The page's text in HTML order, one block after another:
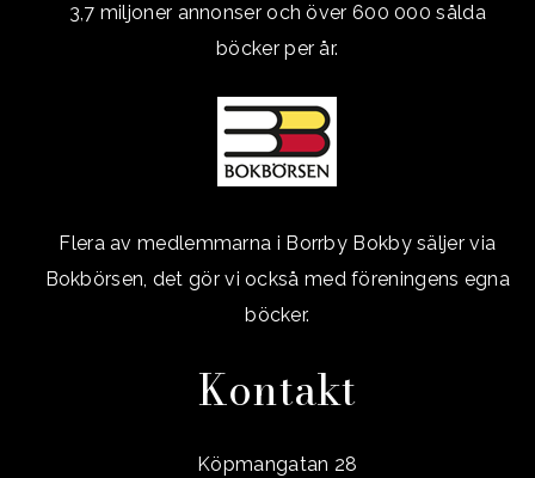
3,7 miljoner annonser och över 600 000 sålda
böcker per år.
Flera av medlemmarna i Borrby Bokby säljer via
Bokbörsen, det gör vi också med föreningens egna
böcker.
Kontakt
Köpmangatan 28